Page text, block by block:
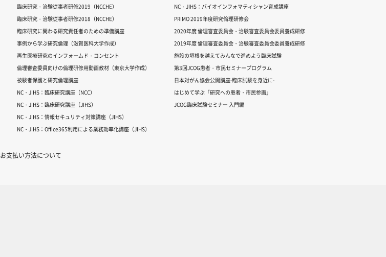
臨床研究・治験従事者研修2019（NCCHE）
臨床研究・治験従事者研修2018（NCCHE）
臨床研究に関わる研究責任者のための準備講座
事例から学ぶ研究倫理（滋賀医科大学作成）
再生医療研究のインフォームド・コンセント
倫理審査委員向けの倫理研修用動画教材（東京大学作成）
被験者保護と研究倫理講座
NC・JIHS：臨床研究講座（NCC）
NC・JIHS：臨床研究講座（JIHS）
NC・JIHS：情報セキュリティ対策講座（JIHS）
NC・JIHS：Office365利用による業務効率化講座（JIHS）
NC・JIHS：バイオインフォマティシャン育成講座
PRIMO 2019年度研究倫理研修会
2020年度 倫理審査委員会・治験審査委員会委員養成研修
2019年度 倫理審査委員会・治験審査委員会委員養成研修
施設の垣根を越えてみんなで進めよう臨床試験
第3回JCOG患者・市民セミナープログラム
日本対がん協会公開講座-臨床試験を身近に-
はじめて学ぶ「研究への患者・市民参画」
JCOG臨床試験セミナー 入門編
お支払い方法について